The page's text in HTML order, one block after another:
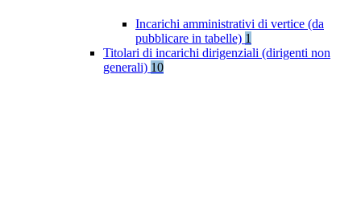
Incarichi amministrativi di vertice (da
pubblicare in tabelle) 1
Titolari di incarichi dirigenziali (dirigenti non
generali) 10